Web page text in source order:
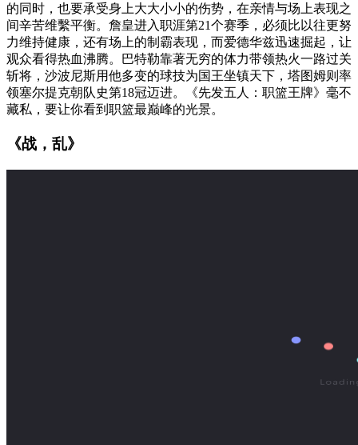
的同时，也要承受身上大大小小的伤势，在亲情与场上表现之
间辛苦维繫平衡。詹皇进入职涯第21个赛季，必须比以往更努
力维持健康，还有场上的制霸表现，而爱德华兹迅速掘起，让
观众看得热血沸腾。巴特勒靠著无穷的体力带领热火一路过关
斩将，沙波尼斯用他多变的球技为国王坐镇天下，塔图姆则率
领塞尔提克朝队史第18冠迈进。《先发五人：职篮王牌》毫不
藏私，要让你看到职篮最巅峰的光景。
《战，乱》